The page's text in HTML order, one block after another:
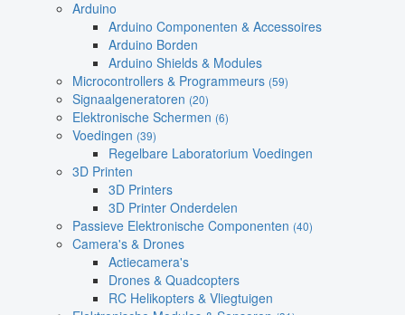
Arduino
Arduino Componenten & Accessoires
Arduino Borden
Arduino Shields & Modules
Microcontrollers & Programmeurs (59)
Signaalgeneratoren (20)
Elektronische Schermen (6)
Voedingen (39)
Regelbare Laboratorium Voedingen
3D Printen
3D Printers
3D Printer Onderdelen
Passieve Elektronische Componenten (40)
Camera's & Drones
Actiecamera's
Drones & Quadcopters
RC Helikopters & Vliegtuigen